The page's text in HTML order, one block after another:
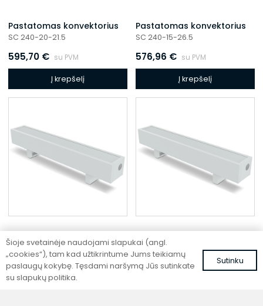
Pastatomas konvektorius
SC 240-20-21.5
595,70 € su PVM
Į krepšelį
Pastatomas konvektorius
SC 240-15-26.5
576,96 € su PVM
Į krepšelį
Pastatomas konvektorius
SC 240-25-14.5
536,33€ su PVM
Pastatomas konvektorius
SC 240-15-21.5
Šioje svetainėje naudojami slapukai (angl.
„cookies“), tam kad užtikrintume Jums teikiamų
paslaugų kokybę. Tęsdami naršymą Jūs sutinkate
su slapukų politika.
Sutinku